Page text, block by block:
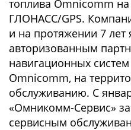
топлива Omnicomm на
ГЛОНАСС/GPS.
и на протяжении 7
авторизованным
навигационных
Omnicomm, на
обслуживанию. С
«Омникомм-Сервис»
сервисным